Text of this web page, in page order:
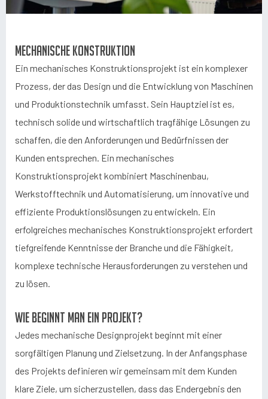
Mechanische Konstruktion
Ein mechanisches Konstruktionsprojekt ist ein komplexer
Prozess, der das Design und die Entwicklung von Maschinen
und Produktionstechnik umfasst. Sein Hauptziel ist es,
technisch solide und wirtschaftlich tragfähige Lösungen zu
schaffen, die den Anforderungen und Bedürfnissen der
Kunden entsprechen. Ein mechanisches
Konstruktionsprojekt kombiniert Maschinenbau,
Werkstofftechnik und Automatisierung, um innovative und
effiziente Produktionslösungen zu entwickeln. Ein
erfolgreiches mechanisches Konstruktionsprojekt erfordert
tiefgreifende Kenntnisse der Branche und die Fähigkeit,
komplexe technische Herausforderungen zu verstehen und
zu lösen.
Wie beginnt man ein Projekt?
Jedes mechanische Designprojekt beginnt mit einer
sorgfältigen Planung und Zielsetzung. In der Anfangsphase
des Projekts definieren wir gemeinsam mit dem Kunden
klare Ziele, um sicherzustellen, dass das Endergebnis den